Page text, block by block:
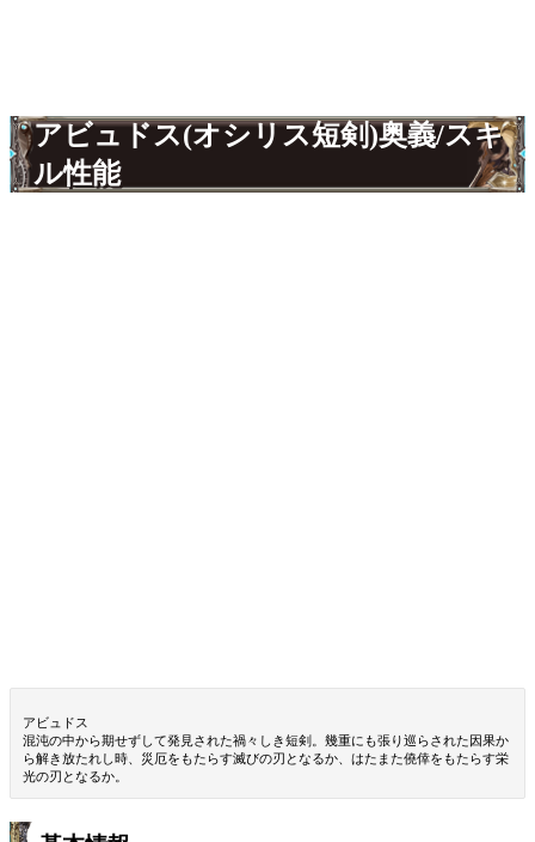
アビュドス(オシリス短剣)奥義/スキ
ル性能
アビュドス
混沌の中から期せずして発見された禍々しき短剣。幾重にも張り巡らされた因果か
ら解き放たれし時、災厄をもたらす滅びの刃となるか、はたまた僥倖をもたらす栄
光の刃となるか。